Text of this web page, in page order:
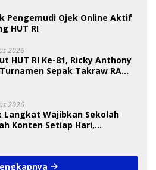
Pengemudi Ojek Online Aktif
HUT RI
2026
HUT RI Ke-81, Ricky Anthony
Sepak Takraw RA
2026
Langkat Wajibkan Sekolah
Konten Setiap Hari,